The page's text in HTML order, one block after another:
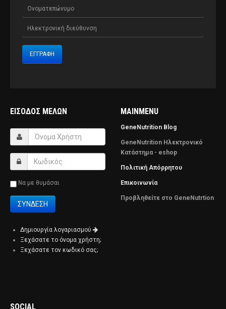
ΕΊΣΟΔΟΣ ΜΕΛΏΝ
Να με θυμάσαι
Δημιουργία λογαριασμού
Ξεχάσατε το όνομα χρήστη;
Ξεχάσατε τον κωδικό σας;
MAINMENU
GeneNutrition Blog
GeneNutrition Ηλεκτρονικό
Κατάστημα - eshop
Πολιτική Απόρρητου
Επικοινωνία
Προβληθείτε στο GeneNutrtion
SOCIAL